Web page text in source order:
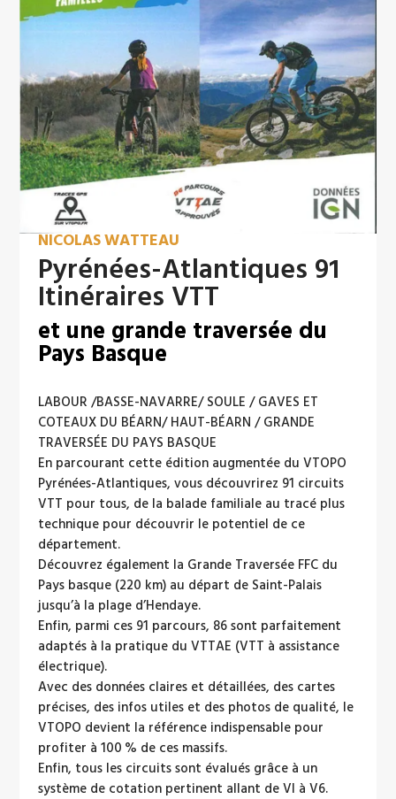
NICOLAS WATTEAU
Pyrénées-Atlantiques 91
Itinéraires VTT
et une grande traversée du
Pays Basque
LABOUR /BASSE-NAVARRE/ SOULE / GAVES ET
COTEAUX DU BÉARN/ HAUT-BÉARN / GRANDE
TRAVERSÉE DU PAYS BASQUE
En parcourant cette édition augmentée du VTOPO
Pyrénées-Atlantiques, vous découvrirez 91 circuits
VTT pour tous, de la balade familiale au tracé plus
technique pour découvrir le potentiel de ce
département.
Découvrez également la Grande Traversée FFC du
Pays basque (220 km) au départ de Saint-Palais
jusqu’à la plage d’Hendaye.
Enfin, parmi ces 91 parcours, 86 sont parfaitement
adaptés à la pratique du VTTAE (VTT à assistance
électrique).
Avec des données claires et détaillées, des cartes
précises, des infos utiles et des photos de qualité, le
VTOPO devient la référence indispensable pour
profiter à 100 % de ces massifs.
Enfin, tous les circuits sont évalués grâce à un
système de cotation pertinent allant de Vl à V6.